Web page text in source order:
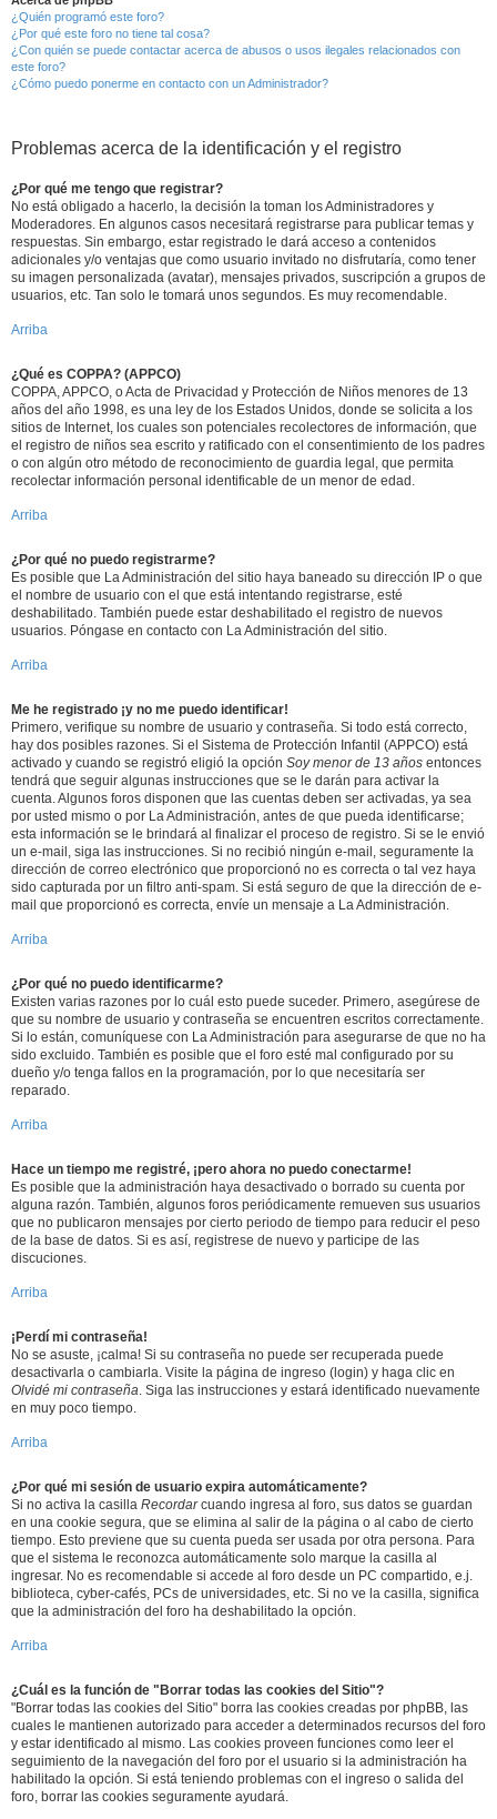
¿Quién programó este foro?
¿Por qué este foro no tiene tal cosa?
¿Con quién se puede contactar acerca de abusos o usos ilegales relacionados con
este foro?
¿Cómo puedo ponerme en contacto con un Administrador?
Problemas acerca de la identificación y el registro
¿Por qué me tengo que registrar?
No está obligado a hacerlo, la decisión la toman los Administradores y
Moderadores. En algunos casos necesitará registrarse para publicar temas y
respuestas. Sin embargo, estar registrado le dará acceso a contenidos
adicionales y/o ventajas que como usuario invitado no disfrutaría, como tener
su imagen personalizada (avatar), mensajes privados, suscripción a grupos de
usuarios, etc. Tan solo le tomará unos segundos. Es muy recomendable.
Arriba
¿Qué es COPPA? (APPCO)
COPPA, APPCO, o Acta de Privacidad y Protección de Niños menores de 13
años del año 1998, es una ley de los Estados Unidos, donde se solicita a los
sitios de Internet, los cuales son potenciales recolectores de información, que
el registro de niños sea escrito y ratificado con el consentimiento de los padres
o con algún otro método de reconocimiento de guardia legal, que permita
recolectar información personal identificable de un menor de edad.
Arriba
¿Por qué no puedo registrarme?
Es posible que La Administración del sitio haya baneado su dirección IP o que
el nombre de usuario con el que está intentando registrarse, esté
deshabilitado. También puede estar deshabilitado el registro de nuevos
usuarios. Póngase en contacto con La Administración del sitio.
Arriba
Me he registrado ¡y no me puedo identificar!
Primero, verifique su nombre de usuario y contraseña. Si todo está correcto,
hay dos posibles razones. Si el Sistema de Protección Infantil (APPCO) está
activado y cuando se registró eligió la opción Soy menor de 13 años entonces
tendrá que seguir algunas instrucciones que se le darán para activar la
cuenta. Algunos foros disponen que las cuentas deben ser activadas, ya sea
por usted mismo o por La Administración, antes de que pueda identificarse;
esta información se le brindará al finalizar el proceso de registro. Si se le envió
un e-mail, siga las instrucciones. Si no recibió ningún e-mail, seguramente la
dirección de correo electrónico que proporcionó no es correcta o tal vez haya
sido capturada por un filtro anti-spam. Si está seguro de que la dirección de e-
mail que proporcionó es correcta, envíe un mensaje a La Administración.
Arriba
¿Por qué no puedo identificarme?
Existen varias razones por lo cuál esto puede suceder. Primero, asegúrese de
que su nombre de usuario y contraseña se encuentren escritos correctamente.
Si lo están, comuníquese con La Administración para asegurarse de que no ha
sido excluido. También es posible que el foro esté mal configurado por su
dueño y/o tenga fallos en la programación, por lo que necesitaría ser
reparado.
Arriba
Hace un tiempo me registré, ¡pero ahora no puedo conectarme!
Es posible que la administración haya desactivado o borrado su cuenta por
alguna razón. También, algunos foros periódicamente remueven sus usuarios
que no publicaron mensajes por cierto periodo de tiempo para reducir el peso
de la base de datos. Si es así, registrese de nuevo y participe de las
discuciones.
Arriba
¡Perdí mi contraseña!
No se asuste, ¡calma! Si su contraseña no puede ser recuperada puede
desactivarla o cambiarla. Visite la página de ingreso (login) y haga clic en
Olvidé mi contraseña. Siga las instrucciones y estará identificado nuevamente
en muy poco tiempo.
Arriba
¿Por qué mi sesión de usuario expira automáticamente?
Si no activa la casilla Recordarcuando ingresa al foro, sus datos se guardan
en una cookie segura, que se elimina al salir de la página o al cabo de cierto
tiempo. Esto previene que su cuenta pueda ser usada por otra persona. Para
que el sistema le reconozca automáticamente solo marque la casilla al
ingresar. No es recomendable si accede al foro desde un PC compartido, e.j.
biblioteca, cyber-cafés, PCs de universidades, etc. Si no ve la casilla, significa
que la administración del foro ha deshabilitado la opción.
Arriba
¿Cuál es la función de "Borrar todas las cookies del Sitio"?
"Borrar todas las cookies del Sitio" borra las cookies creadas por phpBB, las
cuales le mantienen autorizado para acceder a determinados recursos del foro
y estar identificado al mismo. Las cookies proveen funciones como leer el
seguimiento de la navegación del foro por el usuario si la administración ha
habilitado la opción. Si está teniendo problemas con el ingreso o salida del
foro, borrar las cookies seguramente ayudará.